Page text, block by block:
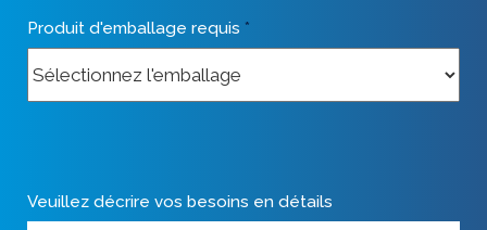
Produit d'emballage requis *
Veuillez décrire vos besoins en détails